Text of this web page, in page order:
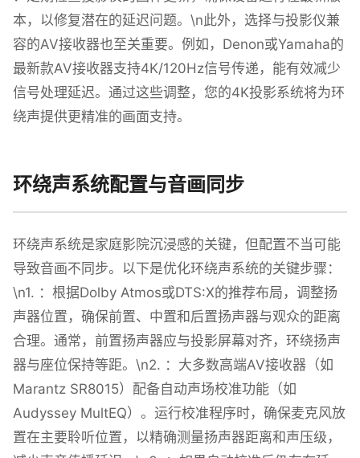
本，以修复潜在的延迟问题。\n此外，选择与投影仪兼
容的AV接收器也至关重要。例如，Denon或Yamaha的
最新款AV接收器支持4K/120Hz信号传递，能有效减少
信号处理延迟。通过这些调整，您的4K投影系统将为环
绕声提供更精准的画面支持。
环绕声系统配置与音画同步
环绕声系统是家庭影院沉浸感的关键，但配置不当可能
导致音画不同步。以下是优化环绕声系统的关键步骤：
\n1. ：根据Dolby Atmos或DTS:X的推荐布局，调整扬
声器位置，确保前置、中置和后置扬声器与观众的距离
合理。通常，前置扬声器应与投影屏幕对齐，环绕扬声
器与座位保持等距。\n2. ：大多数高端AV接收器（如
Marantz SR8015）配备自动声场校准功能（如
Audyssey MultEQ）。运行校准程序时，确保麦克风放
置在主要聆听位置，以精确测量扬声器距离和声压级，